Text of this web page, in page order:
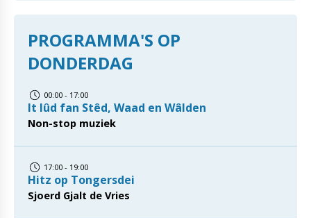
PROGRAMMA'S OP
DONDERDAG
00:00 - 17:00
It lûd fan Stêd, Waad en Wâlden
Non-stop muziek
17:00 - 19:00
Hitz op Tongersdei
Sjoerd Gjalt de Vries